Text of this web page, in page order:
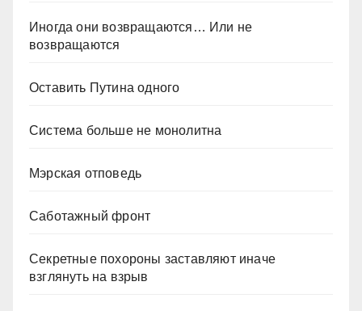
Иногда они возвращаются… Или не
возвращаются
Оставить Путина одного
Система больше не монолитна
Мэрская отповедь
Саботажный фронт
Секретные похороны заставляют иначе
взглянуть на взрыв